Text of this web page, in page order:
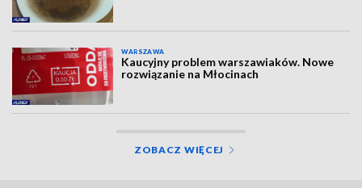
WARSZAWA
Kaucyjny problem warszawiaków. Nowe
rozwiązanie na Młocinach
ZOBACZ WIĘCEJ